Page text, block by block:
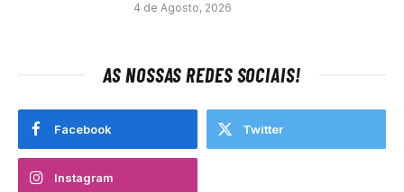
4 de Agosto, 2026
AS NOSSAS REDES SOCIAIS!
Facebook Twitter
Instagram